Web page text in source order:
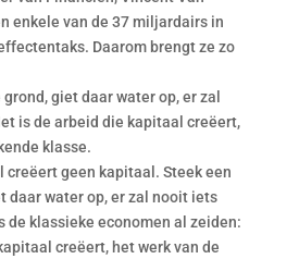
enkele van de 37 miljardairs in
Daarom brengt ze zo
giet daar water op, er zal
is de arbeid die kapitaal creëert,
klasse.
creëert geen kapitaal. Steek een
daar water op, er zal nooit iets
de klassieke economen al zeiden:
creëert, het werk van de